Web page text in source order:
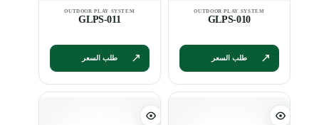
GLPS-010
طلب السعر
GLPS-011
طلب السعر